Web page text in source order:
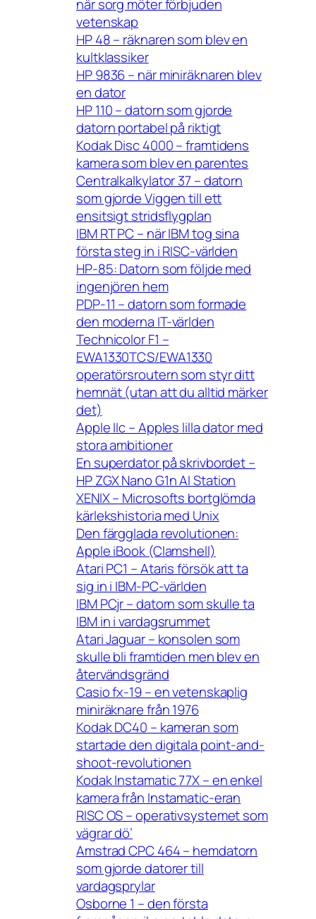
när sorg möter förbjuden
vetenskap
HP 48 – räknaren som blev en
kultklassiker
HP 9836 – när miniräknaren blev
en dator
HP 110 – datorn som gjorde
datorn portabel på riktigt
Kodak Disc 4000 – framtidens
kamera som blev en parentes
Centralkalkylator 37 – datorn
som gjorde Viggen till ett
ensitsigt stridsflygplan
IBM RT PC – när IBM tog sina
första steg in i RISC-världen
HP-85: Datorn som följde med
ingenjören hem
PDP-11 – datorn som formade
den moderna IT-världen
Technicolor F1 –
EWA1330TCS/EWA1330
operatörsroutern som styr ditt
hemnät (utan att du alltid märker
det)
Apple IIc – Apples lilla dator med
stora ambitioner
En superdator på skrivbordet –
HP ZGX Nano G1n AI Station
XENIX – Microsofts bortglömda
kärlekshistoria med Unix
Den färgglada revolutionen:
Apple iBook (Clamshell)
Atari PC1 – Ataris försök att ta
sig in i IBM-PC-världen
IBM PCjr – datorn som skulle ta
IBM in i vardagsrummet
Atari Jaguar – konsolen som
skulle bli framtiden men blev en
återvändsgränd
Casio fx-19 – en vetenskaplig
miniräknare från 1976
Kodak DC40 – kameran som
startade den digitala point-and-
shoot-revolutionen
Kodak Instamatic 77X – en enkel
kamera från Instamatic-eran
RISC OS – operativsystemet som
vägrar dö’
Amstrad CPC 464 – hemdatorn
som gjorde datorer till
vardagsprylar
Osborne 1 – den första